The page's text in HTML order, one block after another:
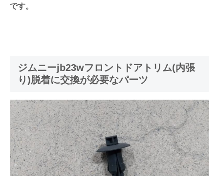
です。
ジムニーjb23wフロントドアトリム(内張
り)脱着に交換が必要なパーツ